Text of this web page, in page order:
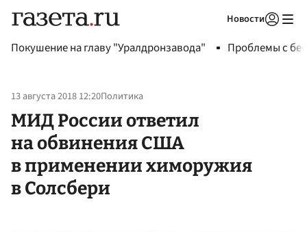
Новости
Покушение на главу "Уралдронзавода" Проблемы с
13 августа 2018 12:20Политика
МИД России ответил
на обвинения США
в применении химоружия
в Солсбери